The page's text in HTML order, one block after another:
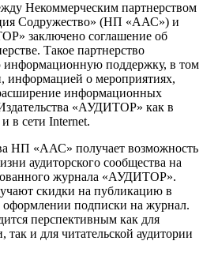
Некоммерческим партнерством
Содружество» (НП «ААС») и
заключено соглашение об
Такое партнерство
информационную поддержку, в том
информацией о мероприятиях,
информационных
«АУДИТОР» как в
в сети Internet.
НП «ААС» получает возможность
аудиторского сообщества на
журнала «АУДИТОР».
скидки на публикацию в
подписки на журнал.
перспективным как для
и для читательской аудитории